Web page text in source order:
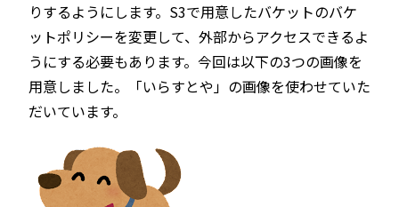
りするようにします。S3で用意したバケットのバケ
ットポリシーを変更して、外部からアクセスできるよ
うにする必要もあります。今回は以下の3つの画像を
用意しました。「いらすとや」の画像を使わせていた
だいています。